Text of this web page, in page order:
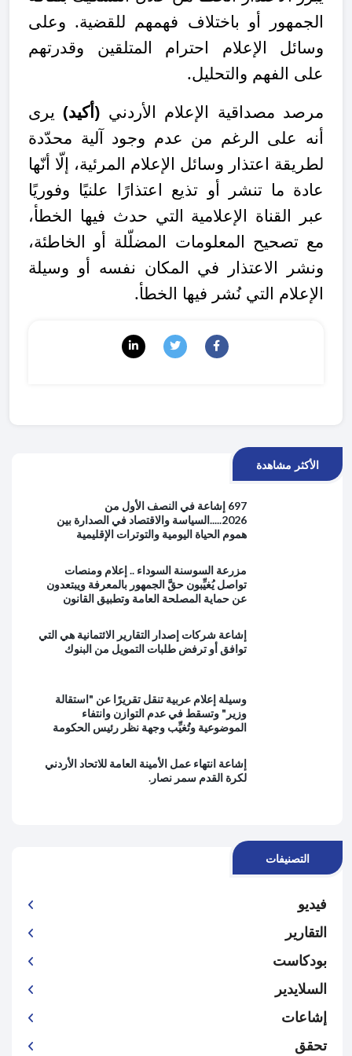
الجمهور أو باختلاف فهمهم للقضية. وعلى
وسائل الإعلام احترام المتلقين وقدرتهم
على الفهم والتحليل.
مرصد مصداقية الإعلام الأردني (أكيد)يرى
أنه على الرغم من عدم وجود آلية محدّدة
لطريقة اعتذار وسائل الإعلام المرئية، إلّا أنّها
عادة ما تنشر أو تذيع اعتذارًا علنيًا وفوريًا
عبر القناة الإعلامية التي حدث فيها الخطأ،
مع تصحيح المعلومات المضلّلة أو الخاطئة،
ونشر الاعتذار في المكان نفسه أو وسيلة
الإعلام التي نُشر فيها الخطأ.
الأكثر مشاهدة
697 إشاعة في النصف الأول من
2026.....السياسة والاقتصاد في الصدارة بين
هموم الحياة اليومية والتوترات الإقليمية
مزرعة السوسنة السوداء .. إعلام ومنصات
تواصل يُغيِّبون حقَّ الجمهور بالمعرفة ويبتعدون
عن حماية المصلحة العامة وتطبيق القانون
إشاعة شركات إصدار التقارير الائتمانية هي التي
توافق أو ترفض طلبات التمويل من البنوك
وسيلة إعلام عربية تنقل تقريرًا عن "استقالة
وزير" وتسقط في عدم التوازن وانتفاء
الموضوعية وتُغيِّب وجهة نظر رئيس الحكومة
إشاعة انتهاء عمل الأمينة العامة للاتحاد الأردني
لكرة القدم سمر نصار.
التصنيفات
فيديو
التقارير
بودكاست
السلايدير
إشاعات
تحقق